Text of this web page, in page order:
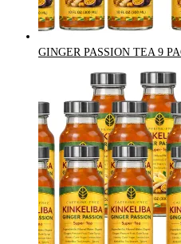
GINGER PASSION TEA 9